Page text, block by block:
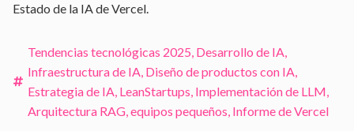
Estado de la IA de Vercel.
Tendencias tecnológicas 2025, Desarrollo de IA,
Infraestructura de IA, Diseño de productos con IA,
Estrategia de IA, LeanStartups, Implementación de LLM,
Arquitectura RAG,equipos pequeños, Informe de Vercel